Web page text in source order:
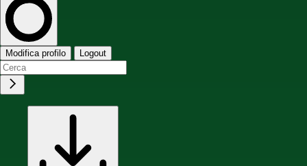
Modifica profilo Logout